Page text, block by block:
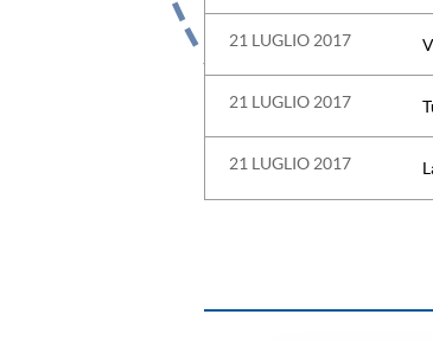
21 LUGLIO 2017
21 LUGLIO 2017
21 LUGLIO 2017